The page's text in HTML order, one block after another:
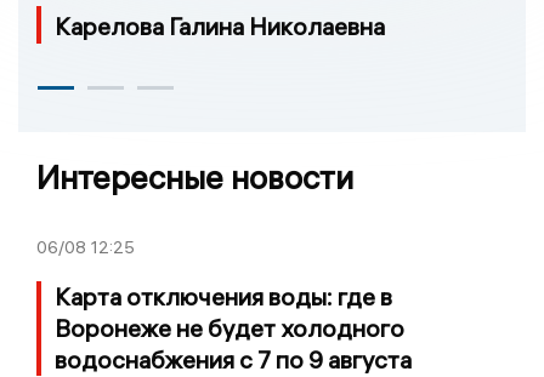
Карелова Галина Николаевна
Интересные новости
06/08 12:25
Карта отключения воды: где в
Воронеже не будет холодного
водоснабжения с 7 по 9 августа